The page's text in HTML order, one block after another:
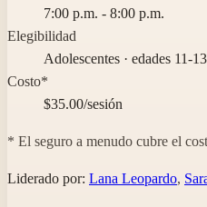
7:00 p.m. - 8:00 p.m.
Elegibilidad
Adolescentes · edades 11-13
Costo*
$35.00/sesión
* El seguro a menudo cubre el
Liderado por: Lana Leopardo,